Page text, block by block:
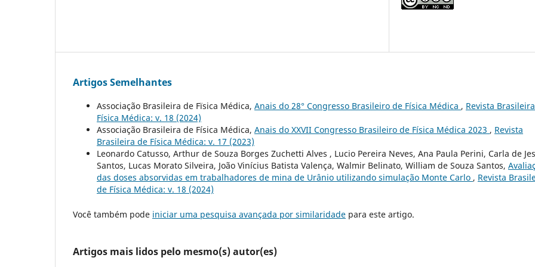
Artigos Semelhantes
Associação Brasileira de Fïsica Médica, Anais do 28° Congresso Brasileiro de Física Médica , Revista
Física Médica: v. 18 (2024)
Associação Brasileira de Física Médica, Anais do XXVII Congresso Brasileiro de Física Médica 2023 , Revista
Brasileira de Física Médica: v. 17 (2023)
Leonardo Catusso, Arthur de Souza Borges Zuchetti Alves , Lucio Pereira Neves, Ana Paula Perini, Carla de
Santos, Lucas Morato Silveira, João Vinícius Batista Valença, Walmir Belinato, William de Souza Santos,
das doses absorvidas em trabalhadores de mina de Urânio utilizando simulação Monte Carlo , Revista
de Física Médica: v. 18 (2024)
Você também pode iniciar uma pesquisa avançada por similaridade para este artigo.
Artigos mais lidos pelo mesmo(s) autor(es)